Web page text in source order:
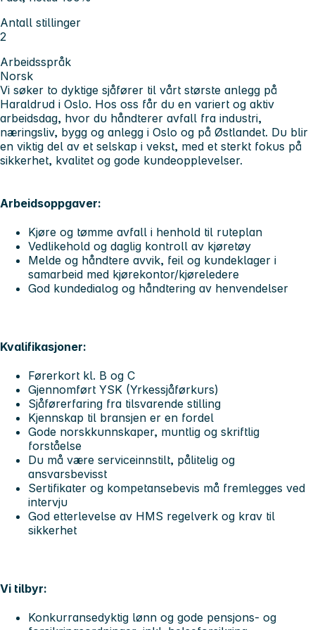
Antall stillinger
2
Arbeidsspråk
Norsk
Vi søker to dyktige sjåfører til vårt største anlegg på
Haraldrud i Oslo. Hos oss får du en variert og aktiv
arbeidsdag, hvor du håndterer avfall fra industri,
næringsliv, bygg og anlegg i Oslo og på Østlandet. Du blir
en viktig del av et selskap i vekst, med et sterkt fokus på
sikkerhet, kvalitet og gode kundeopplevelser.
Arbeidsoppgaver:
Kjøre og tømme avfall i henhold til ruteplan
Vedlikehold og daglig kontroll av kjøretøy
Melde og håndtere avvik, feil og kundeklager i
samarbeid med kjørekontor/kjøreledere
God kundedialog og håndtering av henvendelser
Kvalifikasjoner:
Førerkort kl. B og C
Gjennomført YSK (Yrkessjåførkurs)
Sjåførerfaring fra tilsvarende stilling
Kjennskap til bransjen er en fordel
Gode norskkunnskaper, muntlig og skriftlig
forståelse
Du må være serviceinnstilt, pålitelig og
ansvarsbevisst
Sertifikater og kompetansebevis må fremlegges ved
intervju
God etterlevelse av HMS regelverk og krav til
sikkerhet
Vi tilbyr:
Konkurransedyktig lønn og gode pensjons- og